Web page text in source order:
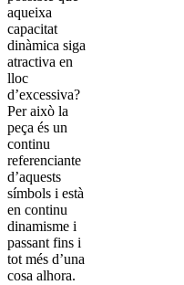
aqueixa
capacitat
dinàmica siga
atractiva en
lloc
d’excessiva?
Per això la
peça és un
continu
referenciante
d’aquests
símbols i està
en continu
dinamisme i
passant fins i
tot més d’una
cosa alhora.